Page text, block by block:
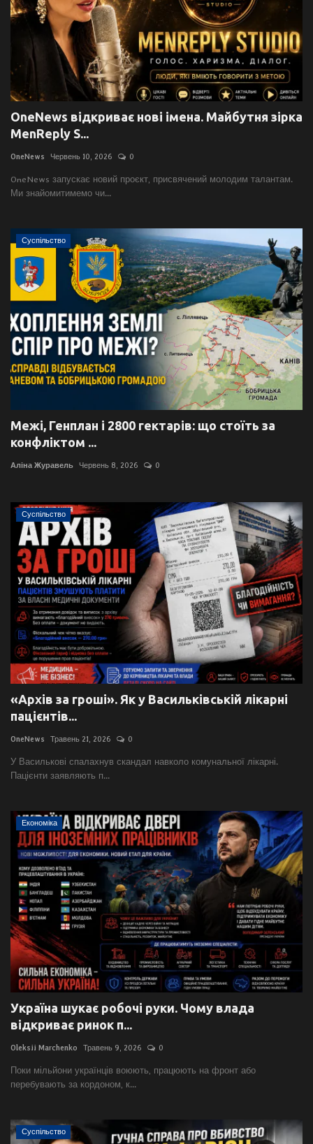
OneNews відкриває нові імена. Майбутня зірка
MenReply S...
OneNews Червень 10, 2026 0
OneNews запускає новий проєкт, присвячений молодим талантам.
Ми знайомитимемо чи...
Суспільство
Межі, Генплан і 2800 гектарів: що стоїть за
конфліктом ...
Аліна Журавель Червень 8, 2026 0
Суспільство
«Архів за гроші». Як у Васильківській лікарні
пацієнтів...
OneNews Травень 21, 2026 0
У Василькові спалахнув скандал навколо комунальної лікарні.
Пацієнти заявляють п...
Економіка
Україна шукає робочі руки. Чому влада
відкриває ринок п...
Oleksii Marchenko Травень 9, 2026 0
Поки мільйони українців воюють, працюють на фронт або
перебувають за кордоном, к...
Суспільство